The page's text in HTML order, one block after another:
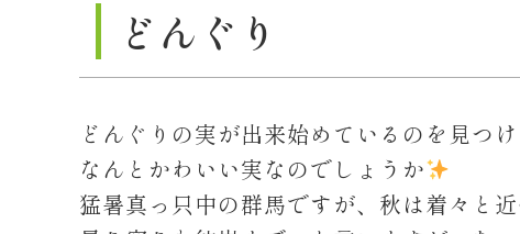
どんぐり
どんぐりの実が出来始めているのを見つ
なんとかわいい実なのでしょうか
猛暑真っ只中の群馬ですが、秋は着々と